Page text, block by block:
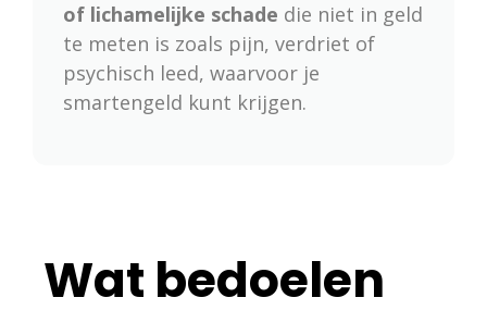
of lichamelijke schade die niet in geld
te meten is zoals pijn, verdriet of
psychisch leed, waarvoor je
smartengeld kunt krijgen.
Wat bedoelen